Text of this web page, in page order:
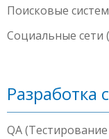
Поисковые
Социальные сети
Разработка
QA